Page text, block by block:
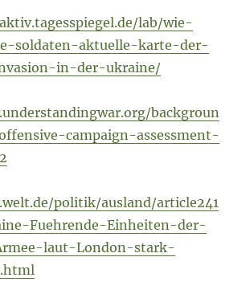
lab/wie-
soldaten-aktuelle-karte-der-
in-der-ukraine/
backgroun
campaign-assessment-
politik/ausland/article241
Fuehrende-Einheiten-der-
laut-London-stark-